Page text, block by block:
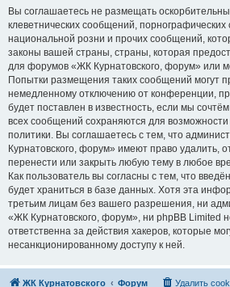
Вы соглашаетесь не размещать
клеветнических сообщений,
национальной розни и прочих сообщений,
законы вашей страны, страны, которая
для форумов «ЖК Курнатовского, форум» или
Попытки размещения таких сообщений могут
немедленному отключению от конференции,
будет поставлен в известность, если мы
всех сообщений сохраняются для
политики. Вы соглашаетесь с тем, что
Курнатовского, форум» имеют право удалить,
перенести или закрыть любую тему в любое
Как пользователь вы согласны с тем, что
будет храниться в базе данных. Хотя эта
третьим лицам без вашего разрешения, ни
«ЖК Курнатовского, форум», ни phpBB Limited
ответственна за действия хакеров, которые
несанкционированному доступу к ней.
ЖК Курнатовского Форум Удалить